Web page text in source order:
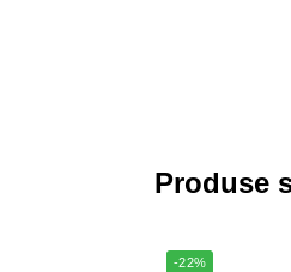
Produse
-22%